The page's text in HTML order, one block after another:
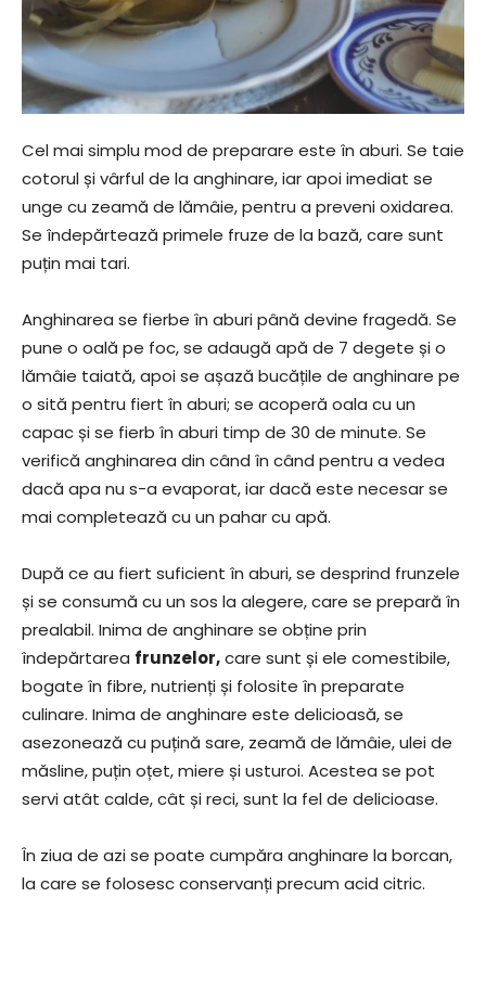
Cel mai simplu mod de preparare este în aburi. Se taie
cotorul și vârful de la anghinare, iar apoi imediat se
unge cu zeamă de lămâie, pentru a preveni oxidarea.
Se îndepărtează primele fruze de la bază, care sunt
puțin mai tari.
Anghinarea se fierbe în aburi până devine fragedă. Se
pune o oală pe foc, se adaugă apă de 7 degete și o
lămâie taiată, apoi se așază bucățile de anghinare pe
o sită pentru fiert în aburi; se acoperă oala cu un
capac și se fierb în aburi timp de 30 de minute. Se
verifică anghinarea din când în când pentru a vedea
dacă apa nu s-a evaporat, iar dacă este necesar se
mai completează cu un pahar cu apă.
După ce au fiert suficient în aburi, se desprind frunzele
și se consumă cu un sos la alegere, care se prepară în
prealabil. Inima de anghinare se obține prin
îndepărtarea frunzelor,care sunt și ele comestibile,
bogate în fibre, nutrienți și folosite în preparate
culinare. Inima de anghinare este delicioasă, se
asezonează cu puțină sare, zeamă de lămâie, ulei de
măsline, puțin oțet, miere și usturoi. Acestea se pot
servi atât calde, cât și reci, sunt la fel de delicioase.
În ziua de azi se poate cumpăra anghinare la borcan,
la care se folosesc conservanți precum acid citric.